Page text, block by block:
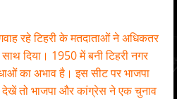
रहे टिहरी के मतदाताओं ने अधिकतर
साथ दिया। 1950 में बनी टिहरी नगर
का अभाव है। इस सीट पर भाजपा
तो भाजपा और कांग्रेस ने एक चुनाव